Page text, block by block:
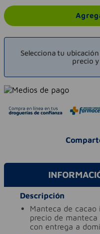
Selecciona tu
precio
Descripción
manteca de cacao icm uso labios. encuentra el
precio de
con entrega a